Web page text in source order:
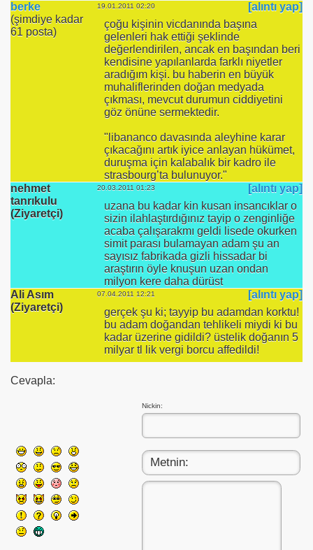
berke
(şimdiye kadar
61 posta)
19.01.2011 02:20
[alıntı yap]
çoğu kişinin vicdanında başına
gelenleri hak ettiği şeklinde
değerlendirilen, ancak en başından beri
kendisine yapılanlarda farklı niyetler
aradığım kişi. bu haberin en büyük
muhaliflerinden doğan medyada
çıkması, mevcut durumun ciddiyetini
göz önüne sermektedir.
"libananco davasında aleyhine karar
çıkacağını artık iyice anlayan hükümet,
duruşma için kalabalık bir kadro ile
strasbourg’ta bulunuyor."
nehmet
tanrıkulu
(Ziyaretçi)
20.03.2011 01:23
[alıntı yap]
uzana bu kadar kin kusan insancıklar o
sizin ilahlaştırdığınız tayip o zenginliğe
acaba çalışarakmı geldi lisede okurken
simit parası bulamayan adam şu an
sayısız fabrikada gizli hissadar bi
araştırın öyle knuşun uzan ondan
milyon kere daha dürüst
Ali Asım
(Ziyaretçi)
07.04.2011 12:21
[alıntı yap]
gerçek şu ki; tayyip bu adamdan korktu!
bu adam doğandan tehlikeli miydi ki bu
kadar üzerine gidildi? üstelik doğanın 5
milyar tl lik vergi borcu affedildi!
Cevapla:
Nickin: